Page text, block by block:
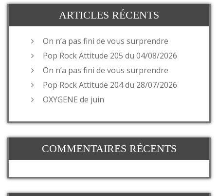
ARTICLES RÉCENTS
On n’a pas fini de vous surprendre
Pop Rock Attitude 205 du 04/08/2026
On n’a pas fini de vous surprendre
Pop Rock Attitude 204 du 28/07/2026
OXYGENE de juin
COMMENTAIRES RÉCENTS